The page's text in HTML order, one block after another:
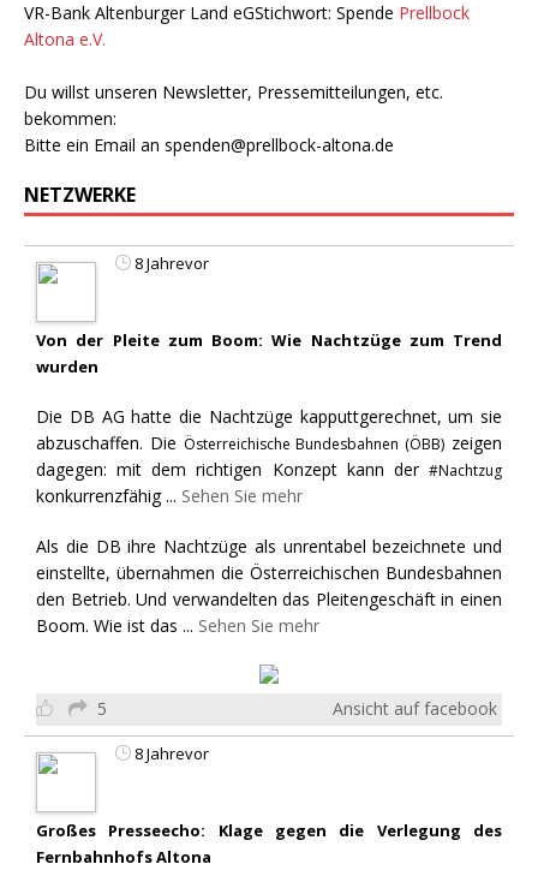
VR-Bank Altenburger Land eGStichwort: Spende Prellbock
Altona e.V.
Du willst unseren Newsletter, Pressemitteilungen, etc.
bekommen:
Bitte ein Email an spenden@prellbock-altona.de
NETZWERKE
8 Jahrevor
Von der Pleite zum Boom: Wie Nachtzüge zum Trend
wurden
Die DB AG hatte die Nachtzüge kapputtgerechnet, um sie
abzuschaffen. Die Österreichische Bundesbahnen (ÖBB) zeigen
dagegen: mit dem richtigen Konzept kann der #Nachtzug
konkurrenzfähig... Sehen Sie mehr
Als die DB ihre Nachtzüge als unrentabel bezeichnete und
einstellte, übernahmen die Österreichischen Bundesbahnen
den Betrieb. Und verwandelten das Pleitengeschäft in einen
Boom. Wie ist das ... Sehen Sie mehr
5 Ansicht auf facebook
8 Jahrevor
Großes Presseecho: Klage gegen die Verlegung des
Fernbahnhofs Altona